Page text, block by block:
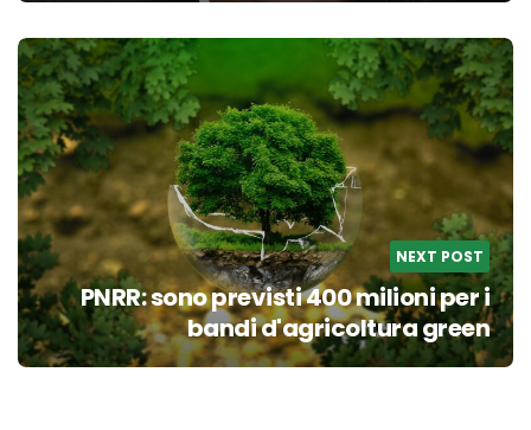
NEXT POST
PNRR: sono previsti 400 milioni per i
bandi d'agricoltura green